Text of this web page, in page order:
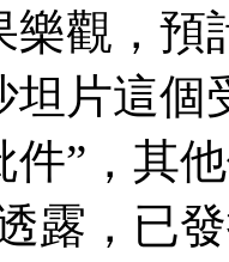
樂觀，預
坦片這個
”，其
露，已